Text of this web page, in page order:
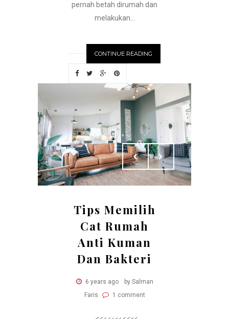
pernah betah dirumah dan
melakukan...
CONTINUE READING
Tips Memilih
Cat Rumah
Anti Kuman
Dan Bakteri
6 years ago
by Salman
Faris
1 comment